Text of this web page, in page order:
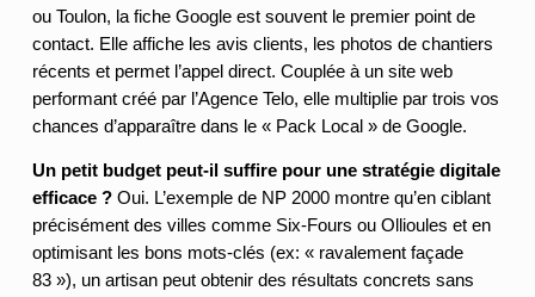
ou Toulon, la fiche Google est souvent le premier point de
contact. Elle affiche les avis clients, les photos de chantiers
récents et permet l’appel direct. Couplée à un site web
performant créé par l’Agence Telo, elle multiplie par trois vos
chances d’apparaître dans le « Pack Local » de Google.
Un petit budget peut-il suffire pour une stratégie digitale
efficace ?Oui. L’exemple de NP 2000 montre qu’en ciblant
précisément des villes comme Six-Fours ou Ollioules et en
optimisant les bons mots-clés (ex: « ravalement façade
83 »), un artisan peut obtenir des résultats concrets sans